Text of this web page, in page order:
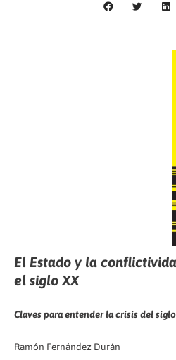
El Estado y la
el siglo XX
Claves para entender la crisis del
Ramón Fernández Durán